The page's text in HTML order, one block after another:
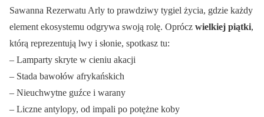
Sawanna Rezerwatu Arly to prawdziwy tygiel życia, gdzie każdy
element ekosystemu odgrywa swoją rolę. Oprócz wielkiej piątki,
którą reprezentują lwy i słonie, spotkasz tu:
– Lamparty skryte w cieniu akacji
– Stada bawołów afrykańskich
– Nieuchwytne guźce i warany
– Liczne antylopy, od impali po potężne koby